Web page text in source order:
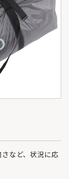
など、状況に応